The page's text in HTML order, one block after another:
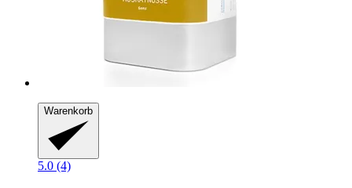
Warenkorb
5.0 (4)